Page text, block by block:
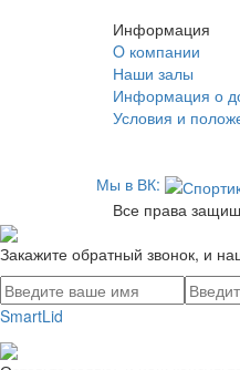
Информация
O компании
Наши залы
Информация о
Условия и
Мы в ВК:
Все права
Закажите обратный звонок, и
SmartLid